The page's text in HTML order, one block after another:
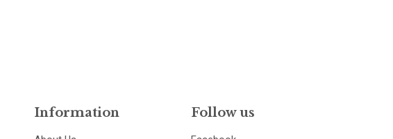
Information Follow us